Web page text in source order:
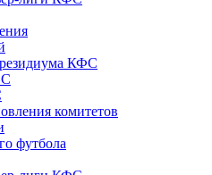
КФС
комитетов
футбола